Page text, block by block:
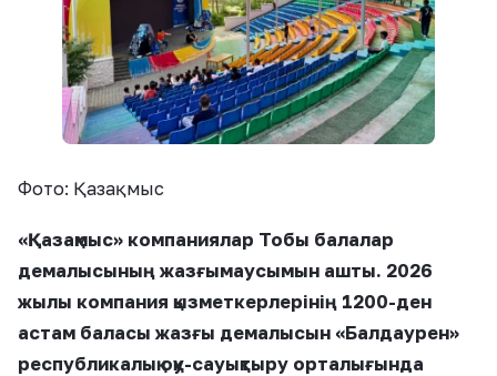
Фото: Қазақмыс
«Қазақмыс» компаниялар Тобы балалар
демалысының жазғымаусымын ашты. 2026
жылы компания қызметкерлерінің 1200-ден
астам баласы жазғы демалысын «Балдаурен»
республикалық оқу-сауықтыру орталығында